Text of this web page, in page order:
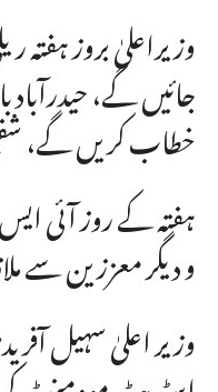
وزیراعلیٰ بروز
جائیں گے،
خطاب کریں گے،
ہفتہ کے روز آئی
و دیگر معززین سے
وزیر اعلیٰ سہیل